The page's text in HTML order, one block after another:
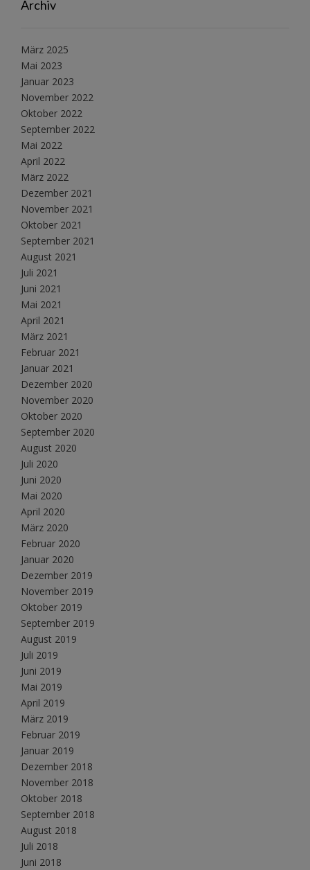
Archiv
März 2025
Mai 2023
Januar 2023
November 2022
Oktober 2022
September 2022
Mai 2022
April 2022
März 2022
Dezember 2021
November 2021
Oktober 2021
September 2021
August 2021
Juli 2021
Juni 2021
Mai 2021
April 2021
März 2021
Februar 2021
Januar 2021
Dezember 2020
November 2020
Oktober 2020
September 2020
August 2020
Juli 2020
Juni 2020
Mai 2020
April 2020
März 2020
Februar 2020
Januar 2020
Dezember 2019
November 2019
Oktober 2019
September 2019
August 2019
Juli 2019
Juni 2019
Mai 2019
April 2019
März 2019
Februar 2019
Januar 2019
Dezember 2018
November 2018
Oktober 2018
September 2018
August 2018
Juli 2018
Juni 2018